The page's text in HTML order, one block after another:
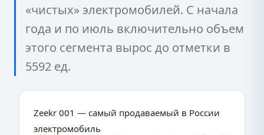
«чистых» электромобилей. С начала
года и по июль включительно объем
этого сегмента вырос до отметки в
5592 ед.
Zeekr 001 — самый продаваемый в России
электромобиль